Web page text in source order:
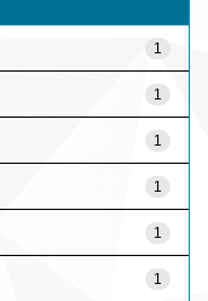
1
1
1
1
1
1